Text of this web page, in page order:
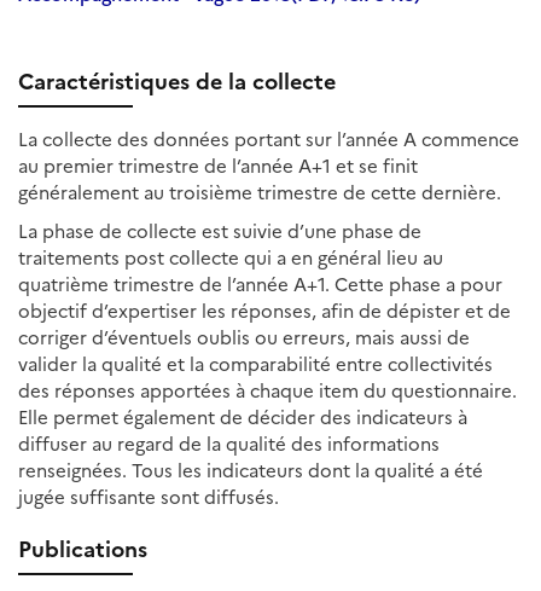
Caractéristiques de la collecte
La collecte des données portant sur l’année A commence
au premier trimestre de l’année A+1 et se finit
généralement au troisième trimestre de cette dernière.
La phase de collecte est suivie d’une phase de
traitements post collecte qui a en général lieu au
quatrième trimestre de l’année A+1. Cette phase a pour
objectif d’expertiser les réponses, afin de dépister et de
corriger d’éventuels oublis ou erreurs, mais aussi de
valider la qualité et la comparabilité entre collectivités
des réponses apportées à chaque item du questionnaire.
Elle permet également de décider des indicateurs à
diffuser au regard de la qualité des informations
renseignées. Tous les indicateurs dont la qualité a été
jugée suffisante sont diffusés.
Publications